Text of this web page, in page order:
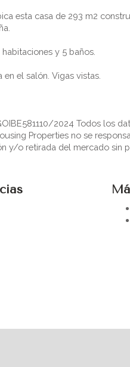
esta casa de 293 m2
y 5 baños.
el salón. Vigas vistas.
2024 Todos los
Properties no se
y/o retirada del mercado sin